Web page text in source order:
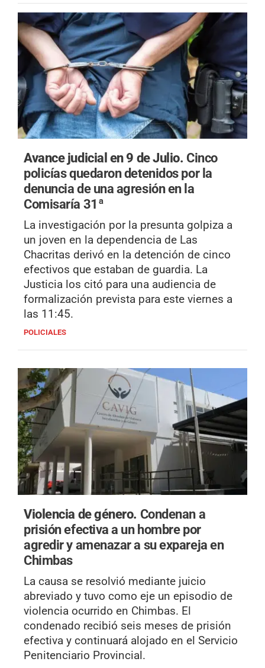
Avance judicial en 9 de Julio. Cinco
policías quedaron detenidos por la
denuncia de una agresión en la
Comisaría 31ª
La investigación por la presunta golpiza a
un joven en la dependencia de Las
Chacritas derivó en la detención de cinco
efectivos que estaban de guardia. La
Justicia los citó para una audiencia de
formalización prevista para este viernes a
las 11:45.
POLICIALES
Violencia de género. Condenan a
prisión efectiva a un hombre por
agredir y amenazar a su expareja en
Chimbas
La causa se resolvió mediante juicio
abreviado y tuvo como eje un episodio de
violencia ocurrido en Chimbas. El
condenado recibió seis meses de prisión
efectiva y continuará alojado en el Servicio
Penitenciario Provincial.